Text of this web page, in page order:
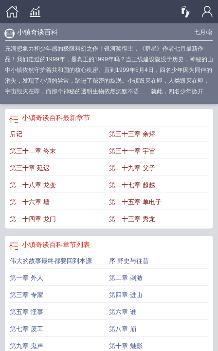
七月 /著
小镇奇谈百科
充满想象力和少年感的极限科幻之作！银河奖得主，《群星》作者七月最新作
品！我们走过的1999年，是真正的1999年吗？当三线建设隐没于历史，神秘的山
中小镇依然守护着共和国的核心机密。直到1999年5月4日，四名少年因为同伴的
消失，发现了小镇的异常，踏进了秘密的旋涡。小镇毁灭在即，人类毁灭在即，
宇宙毁灭在即，而那个神秘的透明生物依然沉默不语……就此，四名少年掀开了
小镇奇谈在线阅读 小镇奇谈txt
奇谈百科
镇奇谈电视剧
小镇奇谈 陈思诚小镇奇谈免费阅读
小镇奇谈百科最新章节
后记 第三十三章 余烬
第三十二章 终末 第三十一章 宇宙
第三十章 延迟 第二十九章 父子
第二十八章 龙变 第二十七章 超越
第二十六章 墙 第二十五章 单电子
第二十四章 龙门 第二十三章 秀龙
小镇奇谈百科章节列表
伟大的故事最终都要回到本源 序 野史与往昔
第一章 外人 第二章 刺激
第三章 专家 第四章 进山
第五章 怪事 第六章 谁
第七章 废工 第八章 崩
第九章 鬼声 第十章 魅影